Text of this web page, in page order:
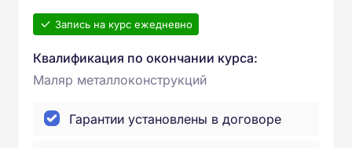
Запись на курс ежедневно
Квалификация по окончании курса:
Маляр металлоконструкций
Гарантии установлены в договоре